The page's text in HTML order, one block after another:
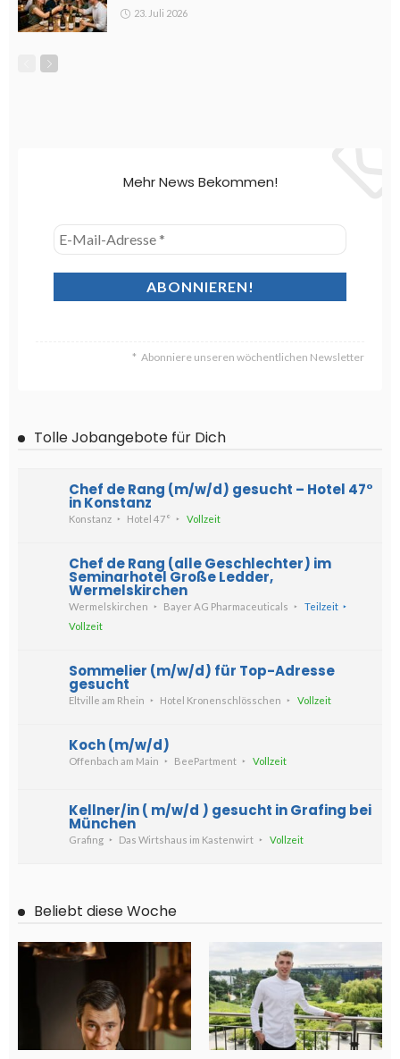
23. Juli 2026
Mehr News Bekommen!
Abonniere unseren wöchentlichen Newsletter
Tolle Jobangebote für Dich
Chef de Rang (m/w/d) gesucht – Hotel 47°
in Konstanz
Konstanz Hotel 47° Vollzeit
Chef de Rang (alle Geschlechter) im
Seminarhotel Große Ledder,
Wermelskirchen
Wermelskirchen Bayer AG Pharmaceuticals
Teilzeit
Vollzeit
Sommelier (m/w/d) für Top-Adresse
gesucht
Eltville am Rhein Hotel Kronenschlösschen Vollzeit
Koch (m/w/d)
Offenbach am Main BeePartment Vollzeit
Kellner/in ( m/w/d ) gesucht in Grafing bei
München
Grafing Das Wirtshaus im Kastenwirt Vollzeit
Beliebt diese Woche